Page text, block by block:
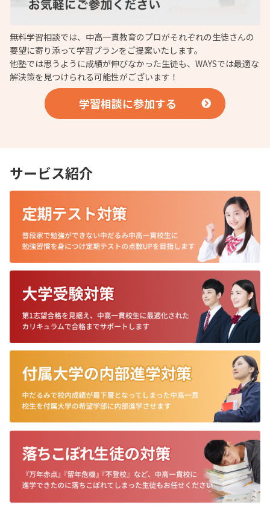
無料学習相談では、中高一貫教育のプロがそれぞれの生徒さんの
要望に寄り添って学習プランをご提案いたします。
他塾では思うように成績が伸びなかった生徒も、WAYSでは最適な
解決策を見つけられる可能性がございます！
学習相談に参加する
サービス紹介